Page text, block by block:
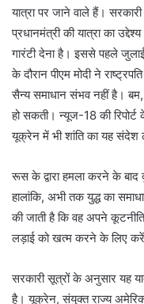
यात्रा पर जाने वाले हैं।
प्रधानमंत्री की यात्रा का
गारंटी देना है। इससे पहले
के दौरान पीएम मोदी ने
सैन्य समाधान संभव नहीं है। बम,
हो सकती। न्यूज-18 की
यूक्रेन में भी शांति का यह संदेश
रूस के द्वारा हमला करने के
हालांकि, अभी तक युद्ध का
की जाती है कि वह अपने
लड़ाई को खत्म करने के लिए
सरकारी सूत्रों के अनुसार यह
है। यूक्रेन, संयुक्त राज्य